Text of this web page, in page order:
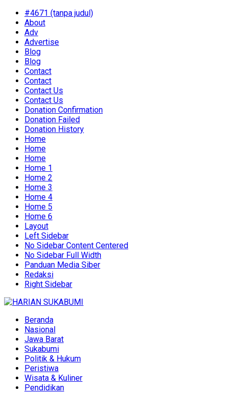
#4671 (tanpa judul)
About
Adv
Advertise
Blog
Blog
Contact
Contact
Contact Us
Contact Us
Donation Confirmation
Donation Failed
Donation History
Home
Home
Home
Home 1
Home 2
Home 3
Home 4
Home 5
Home 6
Layout
Left Sidebar
No Sidebar Content Centered
No Sidebar Full Width
Panduan Media Siber
Redaksi
Right Sidebar
Beranda
Nasional
Jawa Barat
Sukabumi
Politik & Hukum
Peristiwa
Wisata & Kuliner
Pendidikan